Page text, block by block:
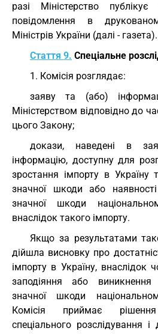
разі Міністерство
повідомлення в
Міністрів України (далі - газета).
Стаття 9. Спеціальне
1. Комісія розглядає:
заяву та (або)
Міністерством відповідно до
цього Закону;
докази, наведені в
інформацію, доступну для
зростання імпорту в Україну
значної шкоди або
значної шкоди
внаслідок такого імпорту.
Якщо за результатами
дійшла висновку про
імпорту в Україну, внаслідок
заподіяння або виникнення
значної шкоди
Комісія приймає
спеціального розслідування і